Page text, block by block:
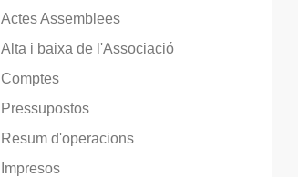
Actes Assemblees
Alta i baixa de l'Associació
Comptes
Pressupostos
Resum d'operacions
Impresos